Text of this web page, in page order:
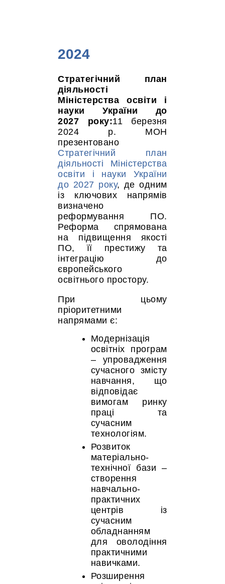
2024
Стратегічний план
діяльності
Міністерства освіти і
науки України до
2027 року:11 березня
2024 р. МОН
презентовано
Стратегічний план
діяльності Міністерства
освіти і науки України
до 2027 року, де одним
із ключових напрямів
визначено
реформування ПО.
Реформа спрямована
на підвищення якості
ПО, її престижу та
інтеграцію до
європейського
освітнього простору.
При цьому
пріоритетними
напрямами є:
Модернізація
освітніх програм
– упровадження
сучасного змісту
навчання, що
відповідає
вимогам ринку
праці та
сучасним
технологіям.
Розвиток
матеріально-
технічної бази –
створення
навчально-
практичних
центрів із
сучасним
обладнанням
для оволодіння
практичними
навичками.
Розширення